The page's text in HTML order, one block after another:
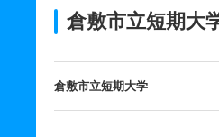
倉敷市立短期大
倉敷市立短期大学